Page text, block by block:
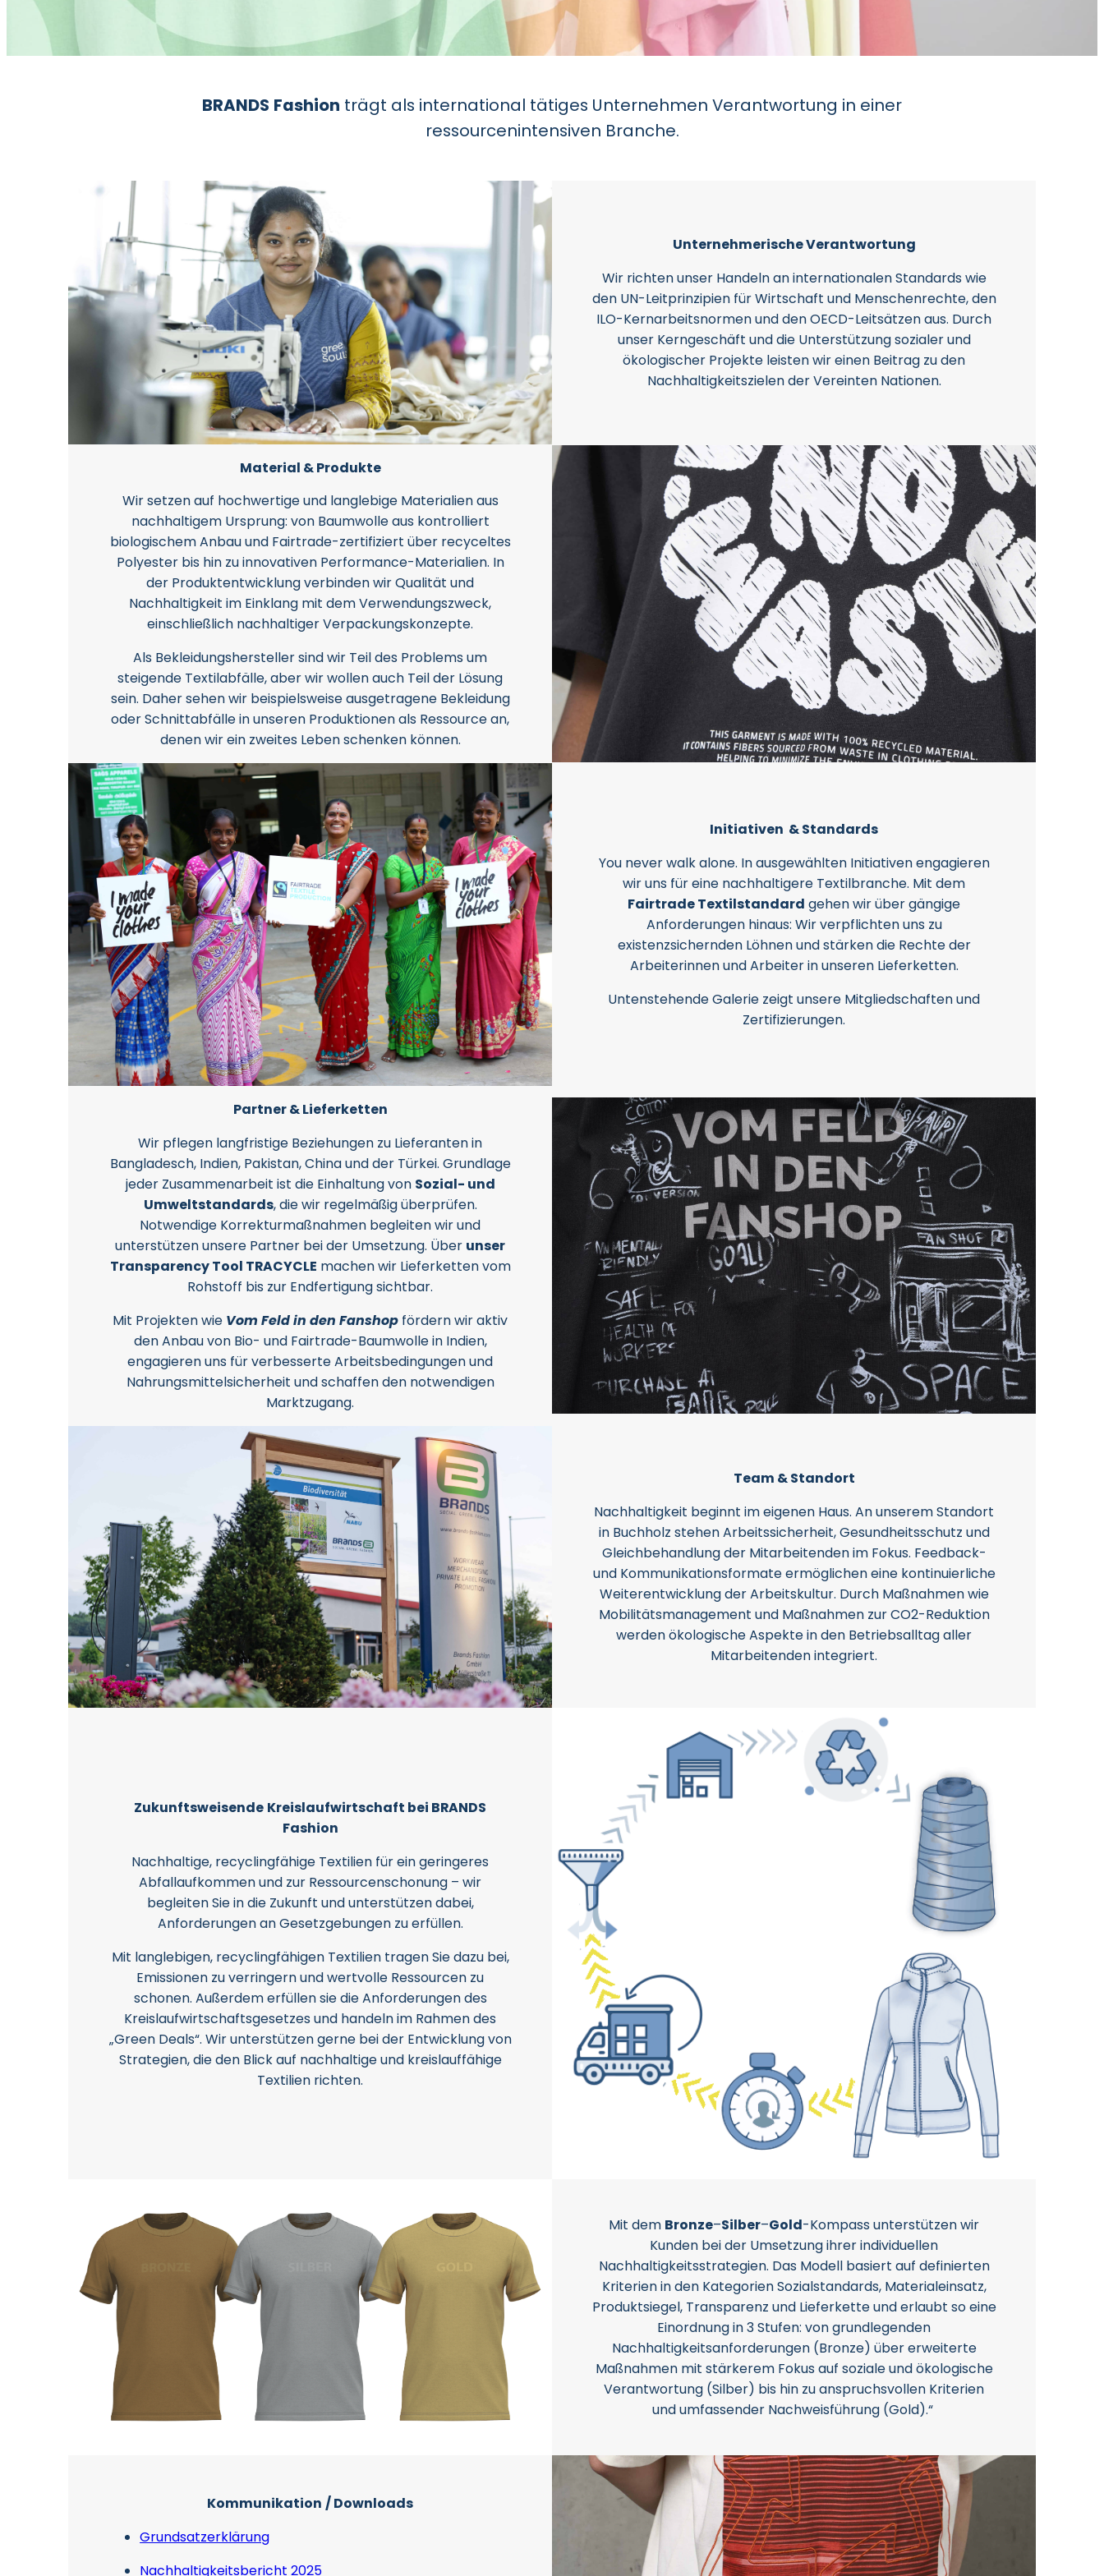
BRANDS Fashion trägt als international tätiges Unternehmen Verantwortung in einer
ressourcenintensiven Branche.
Unternehmerische Verantwortung
Wir richten unser Handeln an internationalen Standards wie
den UN-Leitprinzipien für Wirtschaft und Menschenrechte, den
ILO-Kernarbeitsnormen und den OECD-Leitsätzen aus. Durch
unser Kerngeschäft und die Unterstützung sozialer und
ökologischer Projekte leisten wir einen Beitrag zu den
Nachhaltigkeitszielen der Vereinten Nationen.
Material & Produkte
Wir setzen auf hochwertige und langlebige Materialien aus
nachhaltigem Ursprung: von Baumwolle aus kontrolliert
biologischem Anbau und Fairtrade-zertifiziert über recyceltes
Polyester bis hin zu innovativen Performance-Materialien. In
der Produktentwicklung verbinden wir Qualität und
Nachhaltigkeit im Einklang mit dem Verwendungszweck,
einschließlich nachhaltiger Verpackungskonzepte.
Als Bekleidungshersteller sind wir Teil des Problems um
steigende Textilabfälle, aber wir wollen auch Teil der Lösung
sein. Daher sehen wir beispielsweise ausgetragene Bekleidung
oder Schnittabfälle in unseren Produktionen als Ressource an,
denen wir ein zweites Leben schenken können.
Initiativen & Standards
You never walk alone. In ausgewählten Initiativen engagieren
wir uns für eine nachhaltigere Textilbranche. Mit dem
Fairtrade Textilstandard gehen wir über gängige
Anforderungen hinaus: Wir verpflichten uns zu
existenzsichernden Löhnen und stärken die Rechte der
Arbeiterinnen und Arbeiter in unseren Lieferketten.
Untenstehende Galerie zeigt unsere Mitgliedschaften und
Zertifizierungen.
Partner & Lieferketten
Wir pflegen langfristige Beziehungen zu Lieferanten in
Bangladesch, Indien, Pakistan, China und der Türkei. Grundlage
jeder Zusammenarbeit ist die Einhaltung von Sozial- und
Umweltstandards, die wir regelmäßig überprüfen.
Notwendige Korrekturmaßnahmen begleiten wir und
unterstützen unsere Partner bei der Umsetzung. Über unser
Transparency Tool TRACYCLE machen wir Lieferketten vom
Rohstoff bis zur Endfertigung sichtbar.
Mit Projekten wie Vom Feld in den Fanshop fördern wir aktiv
den Anbau von Bio- und Fairtrade-Baumwolle in Indien,
engagieren uns für verbesserte Arbeitsbedingungen und
Nahrungsmittelsicherheit und schaffen den notwendigen
Marktzugang.
Team & Standort
Nachhaltigkeit beginnt im eigenen Haus. An unserem Standort
in Buchholz stehen Arbeitssicherheit, Gesundheitsschutz und
Gleichbehandlung der Mitarbeitenden im Fokus. Feedback-
und Kommunikationsformate ermöglichen eine kontinuierliche
Weiterentwicklung der Arbeitskultur. Durch Maßnahmen wie
Mobilitätsmanagement und Maßnahmen zur CO2-Reduktion
werden ökologische Aspekte in den Betriebsalltag aller
Mitarbeitenden integriert.
Zukunftsweisende Kreislaufwirtschaft bei BRANDS
Fashion
Nachhaltige, recyclingfähige Textilien für ein geringeres
Abfallaufkommen und zur Ressourcenschonung – wir
begleiten Sie in die Zukunft und unterstützen dabei,
Anforderungen an Gesetzgebungen zu erfüllen.
Mit langlebigen, recyclingfähigen Textilien tragen Sie dazu bei,
Emissionen zu verringern und wertvolle Ressourcen zu
schonen. Außerdem erfüllen sie die Anforderungen des
Kreislaufwirtschaftsgesetzes und handeln im Rahmen des
„Green Deals“. Wir unterstützen gerne bei der Entwicklung von
Strategien, die den Blick auf nachhaltige und kreislauffähige
Textilien richten.
Mit dem Bronze–Silber–Gold-Kompass unterstützen wir
Kunden bei der Umsetzung ihrer individuellen
Nachhaltigkeitsstrategien. Das Modell basiert auf definierten
Kriterien in den Kategorien Sozialstandards, Materialeinsatz,
Produktsiegel, Transparenz und Lieferkette und erlaubt so eine
Einordnung in 3 Stufen: von grundlegenden
Nachhaltigkeitsanforderungen (Bronze) über erweiterte
Maßnahmen mit stärkerem Fokus auf soziale und ökologische
Verantwortung (Silber) bis hin zu anspruchsvollen Kriterien
und umfassender Nachweisführung (Gold).“
Kommunikation / Downloads
Grundsatzerklärung
Nachhaltigkeitsbericht 2025